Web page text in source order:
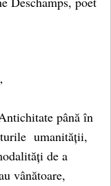
până în
umanității,
de a
vânătoare,